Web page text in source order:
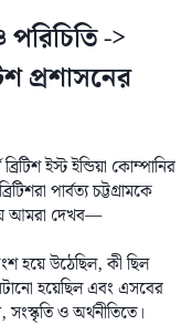
পরিচিতি ->
প্রশাসনের
ইস্ট ইন্ডিয়া কোম্পানির
পার্বত্য চট্টগ্রামকে
আমরা দেখব—
হয়ে উঠেছিল, কী ছিল
হয়েছিল এবং এসবের
ও অর্থনীতিতে।